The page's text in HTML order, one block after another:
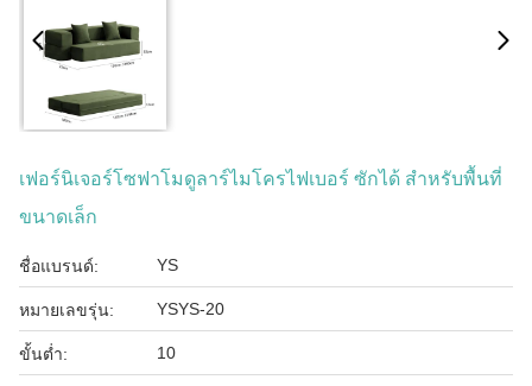
เฟอร์นิเจอร์โซฟาโมดูลาร์ไมโครไฟเบอร์ ซักได้ สำหรับพื้นที่
ขนาดเล็ก
ชื่อแบรนด์: YS
หมายเลขรุ่น: YSYS-20
ขั้นต่ำ: 10